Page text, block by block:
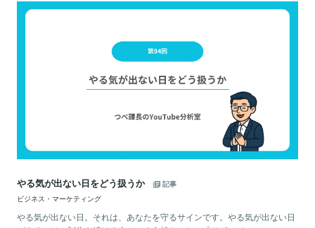
やる気が出ない日をどう扱うか
記事
ビジネス・マーケティング
やる気が出ない日。それは、あなたを守るサインです。やる気が出ない日